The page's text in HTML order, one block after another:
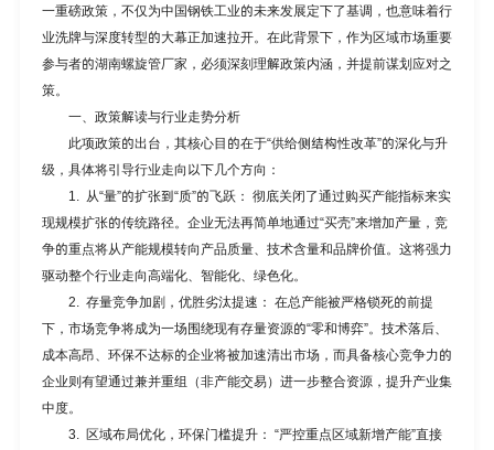
一重磅政策，不仅为中国钢铁工业的未来发展定下了基调，也意味着行
业洗牌与深度转型的大幕正加速拉开。在此背景下，作为区域市场重要
参与者的湖南螺旋管厂家 ，必须深刻理解政策内涵，并提前谋划应对之
策。
一、政策解读与行业走势分析
此项政策的出台，其核心目的在于“供给侧结构性改革”的深化与升
级，具体将引导行业走向以下几个方向：
1. 从“量”的扩张到“质”的飞跃： 彻底关闭了通过购买产能指标来实
现规模扩张的传统路径。企业无法再简单地通过“买壳”来增加产量，竞
争的重点将从产能规模转向产品质量、技术含量和品牌价值。这将强力
驱动整个行业走向高端化、智能化、绿色化。
2. 存量竞争加剧，优胜劣汰提速： 在总产能被严格锁死的前提
下，市场竞争将成为一场围绕现有存量资源的“零和博弈”。技术落后、
成本高昂、环保不达标的企业将被加速清出市场，而具备核心竞争力的
企业则有望通过兼并重组（非产能交易）进一步整合资源，提升产业集
中度。
3. 区域布局优化，环保门槛提升： “严控重点区域新增产能”直接